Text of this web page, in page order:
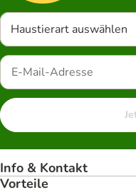
Haustierart auswählen
Info & Kontakt
Vorteile